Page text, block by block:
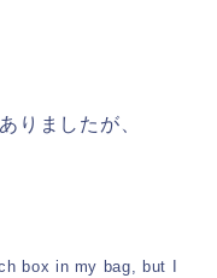
りましたが、
box in my bag, but I